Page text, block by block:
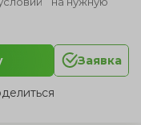
Заявка